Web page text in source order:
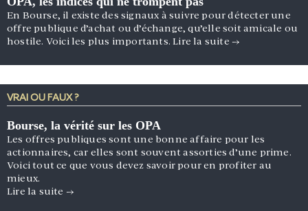
En Bourse, il existe des signaux à suivre pour détecter une
offre publique d’achat ou d’échange, qu’elle soit amicale ou
hostile. Voici les plus importants.Lire la suite →
VRAI OU FAUX ?
Bourse, la vérité sur les OPA
Les offres publiques sont une bonne affaire pour les
actionnaires, car elles sont souvent assorties d’une prime.
Voici tout ce que vous devez savoir pour en profiter au
mieux.
Lire la suite →